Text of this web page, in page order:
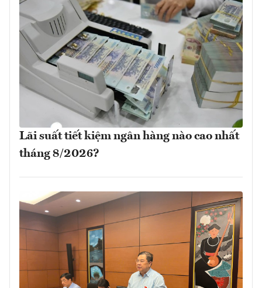
Lãi suất tiết kiệm ngân hàng nào cao nhất
tháng 8/2026?